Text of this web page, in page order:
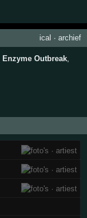
ical · archief
Enzyme Outbreak